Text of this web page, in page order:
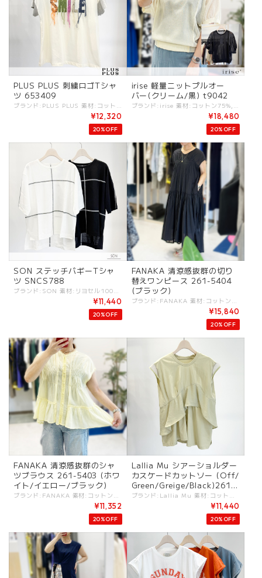
PLUS PLUS 刺繍ロゴTシャ
ツ 653409
ブランド:PLUS PLUS 素材:コットン100%. (刺繍)アクリル100%. カラー:アイボリー サイズ:[F].裄丈:36cm/着丈:60cm/身幅:45cm/ - 遊び心ある刺繍ロゴがポイントのカットソーTシャツ。 カラフルな刺繍糸と袖の切り替えがポイントのデザイン。 #plusplus #プラスプラス -PLUS PLUS- ”Life with a Plus“ 〜大人な日常に、上質な遊び心をプラスする〜 PLUS PLUSは上質な素材と洗練られたデザインで、大人のためのカジュアルスタイルを提案いたします。 シンプルな1枚にPLUSを重ねるように、暮らしや気分、旅を豊かにしてくれるアイテムをお届けします。 ファッションを自己表現とライフスタイルの一部を楽しむ大人な女性に、 肌触りと着心地を大切にし日常に「もうひとつの心地よさ」と「さりげない上質」をお届けします。 更にカシミヤシリーズは、極上の肌触りと軽やかな暖かさで日常を包み込みます。 -------------- ※商品カラーは撮影時の光や閲覧環境によって、実際の商品と若干異なる場合がございます。 ※平置き採寸となりますので、多少の誤差が生じる場合がございます。(ニットなど製品上、伸縮性があるものも伸ばさずに計測) ※タグ記載の注意事項、洗濯表示を必ずお読みください。 ☆その他気になる点はお気軽にご連絡ください☆ plusplus-653409
¥12,320
20%OFF
irise 軽量ニットプルオー
バー(クリーム/黒) t9042
ブランド:irise 素材:コットン75%,ポリエステル25%. カラー: ・クリーム ・クロ サイズ:[2].裄丈:45cm/着丈:59cm/身幅:50cm/ - 定番人気のニットプルオーバーデザインが新素材で登場！ 裾の一部がゴム仕様になっていてカジュアルに、キレイめにと使いやすく気持ちの良い一枚。 ソフトでしなやかな極細コットンと光沢感のあるナイロンを複合した素材。 ハリコシがありドライで軽いのがポイントです。 #irise #イリゼ -irise- iriseとはフランス語で『虹色の』という意味。 感度の高い大人の女性の心を掴むリアルクローズを提案。 選び抜かれた上質な素材、上品で美しいシルエットは仕事から日常着まで幅広く使えます。大人のデイリークローズとして高い実用性とデザイン性で人気のブランド！ -------------- ※商品カラーは撮影時の光や閲覧環境によって、実際の商品と若干異なる場合がございます。 ※平置き採寸となりますので、多少の誤差が生じる場合がございます。(ニットなど製品上、伸縮性があるものも伸ばさずに計測) ※タグ記載の注意事項、洗濯表示を必ずお読みください。 ☆その他気になる点はお気軽にご連絡ください☆ irise-t9042
¥18,480
20%OFF
SON ステッチバギーTシャ
ツ SNCS788
¥11,440
20%OFF
FANAKA 清涼感抜群の切り
替えワンピース 261-5404
(ブラック)
¥15,840
20%OFF
FANAKA 清涼感抜群のシャ
ツブラウス 261-5403 (ホワ
イト/イエロー/ブラック)
ブランド:FANAKA 素材:コットン55%,レーヨン45%. カラー:・ホワイト ・イエロー ・ブラック サイズ:[F].裄丈:26cm/身幅:57cm/丈:75cm/ - 軽やかで清涼感あるシャツブラウス。 刺繍レースなどのアクセントの効いたデザイン。 一枚ではもちろん羽織りとしても素敵なアイテム。 デイリーにキレイめ、上品さをプラスする大人ブラウス。 #FANAKA #ファナカ -FANAKA- 天然素材をベースとし、大人の女性がリラックスできる柔らかさのある服を中心としています。 アンティークの雰囲気漂う刺繍や繊細なレースにこだわり、クラフト感溢れる製品を得意としています。 ※商品カラーは撮影時の光や閲覧環境によって、実際の商品と若干異なる場合がございます。 ※平置き採寸となりますので、多少の誤差が生じる場合がございます。 ※タグ記載の注意事項、洗濯表示を必ずお読みください。 ☆その他気になる点はお気軽にご連絡ください☆ fanaka-2615403
¥11,352
20%OFF
Lallia Mu シアーショルダー
カスケードカットソー (Off/
Green/Greige/Black)2612
512
ブランド:Lallia Mu 素材:コットン100%. (オーガンジー)ポリエステル100%. カラー:・OFF ・GREEN ・GREIGE ・BLACK サイズ:[38(FREE)].裄丈:28cm/総丈:68cm/身幅:56cm/ - シンプルながらもアシンメトリーにカスケードする異素材使いがインパクトあるカットソー。 ミニマムなデザインでどんなボトムとも相性がいい、着回し力の高い一枚です。 柄物ボトムとのスタイリングやサロペットなどとのレイヤードもおすすめです。 コンパクトなシルエットでジャケットなど、羽織りもののインナーとしても活躍します。 〜DETAIL〜 ◎ホームケア #lalliamu #ラリアムー -Lallia Mu- "あなたと一緒に生きる服"をコンセプト しなやかで芯のある柔らかな女性をテーマにエイジレスな全ての女性を応援するブランド ライフスタイルが多様化し、さまざまなタスクを抱える女性が増えている時代。 ラリア・ムーはオートクチュールのような立体裁断という手法を用いて、いまの女性たちが心地よく着られる服を作ります。 -------------- ※商品カラーは撮影時の光や閲覧環境によって、実際の商品と若干異なる場合がございます。 ※平置き採寸となりますので、多少の誤差が生じる場合がございます。(ニットなど製品上、伸縮性があるものも伸ばさずに計測) ※タグ記載の注意事項、洗濯表示を必ずお読みください。 ☆その他気になる点はお気軽にご連絡ください☆ lalliamu-2612512
¥11,440
20%OFF